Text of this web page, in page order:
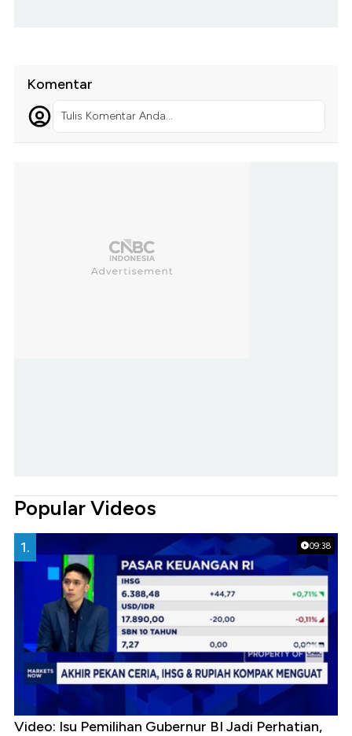
Komentar
Tulis Komentar Anda...
Popular Videos
09:38
1.
Video: Isu Pemilihan Gubernur BI Jadi Perhatian,